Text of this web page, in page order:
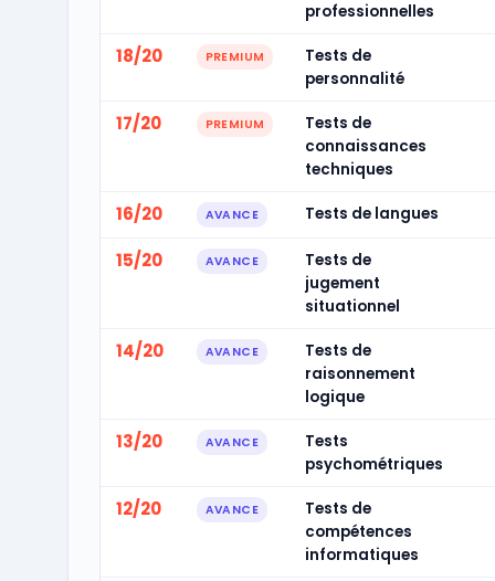
professionnelles
18/20 PREMIUM
Tests de
personnalité
17/20 PREMIUM
Tests de
connaissances
techniques
16/20 AVANCE Tests de langues
15/20 AVANCE
Tests de
jugement
situationnel
14/20 AVANCE
Tests de
raisonnement
logique
13/20 AVANCE
Tests
psychométriques
12/20 AVANCE
Tests de
compétences
informatiques